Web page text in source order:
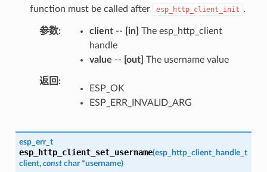
function must be called after
esp_http_client_init .
参数 client-- [in] The esp_http_client
handle
value -- [out] The username value
返回
ESP_OK
ESP_ERR_INVALID_ARG
esp_err_t
esp_http_client_set_username(esp_http_client_handle_t
client, const char *username)